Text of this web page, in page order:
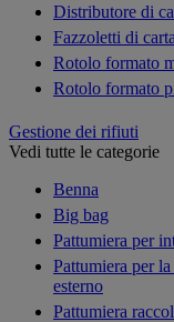
Distributore di
Fazzoletti di carta
Rotolo formato
Rotolo formato
Gestione dei rifiuti
Vedi tutte le categorie
Benna
Big bag
Pattumiera per
Pattumiera per
esterno
Pattumiera